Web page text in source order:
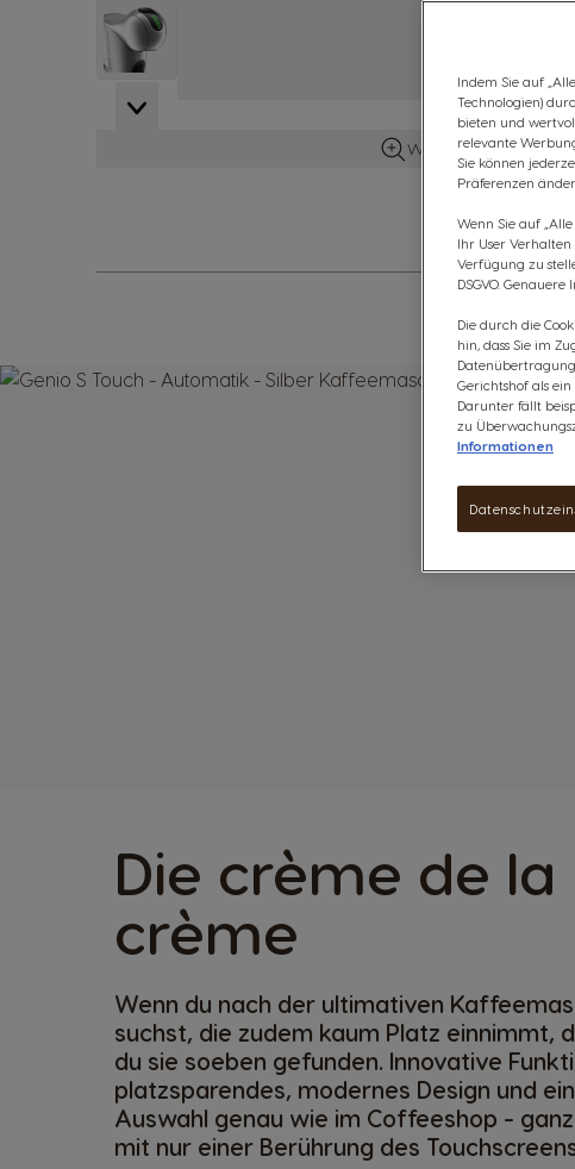
View larger image
View larger image
Weitere Details
Die crème de la
crème
Wenn du nach der ultimativen
suchst, die zudem kaum Platz einnimmt,
du sie soeben gefunden. Innovative
platzsparendes, modernes Design und
Auswahl genau wie im Coffeeshop -
mit nur einer Berührung des
Indem Sie auf
Technologien)
bieten und
relevante
Sie können
Präferenzen
Wenn Sie auf
Ihr User
Verfügung zu
DSGVO.
Die durch die
hin, dass Sie im
Gerichtshof als
Darunter fällt
zu
Informationen